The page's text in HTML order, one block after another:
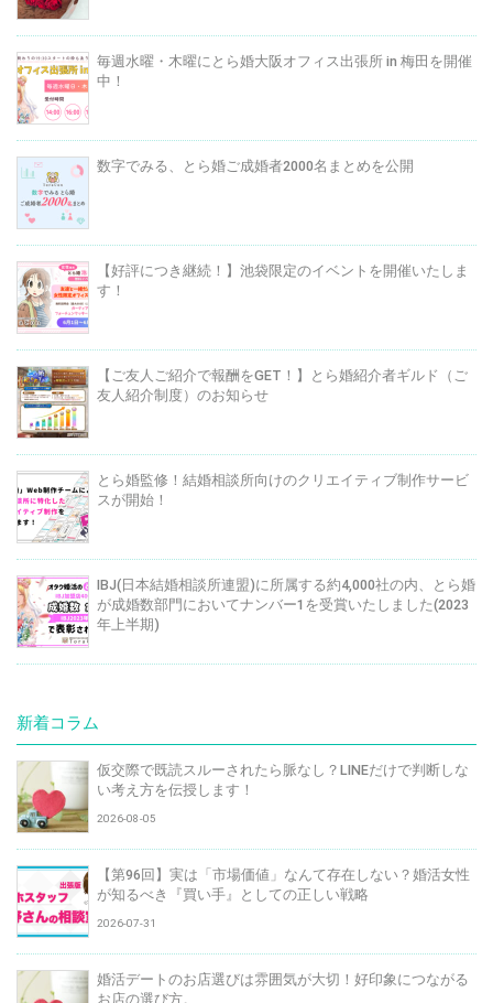
毎週水曜・木曜にとら婚大阪オフィス出張所 in 梅田を開催
中！
数字でみる、とら婚ご成婚者2000名まとめを公開
【好評につき継続！】池袋限定のイベントを開催いたしま
す！
【ご友人ご紹介で報酬をGET！】とら婚紹介者ギルド（ご
友人紹介制度）のお知らせ
とら婚監修！結婚相談所向けのクリエイティブ制作サービ
スが開始！
IBJ(日本結婚相談所連盟)に所属する約4,000社の内、とら婚
が成婚数部門においてナンバー1を受賞いたしました(2023
年上半期)
新着コラム
仮交際で既読スルーされたら脈なし？LINEだけで判断しな
い考え方を伝授します！
2026-08-05
【第96回】実は「市場価値」なんて存在しない？婚活女性
が知るべき『買い手』としての正しい戦略
2026-07-31
婚活デートのお店選びは雰囲気が大切！好印象につながる
お店の選び方。